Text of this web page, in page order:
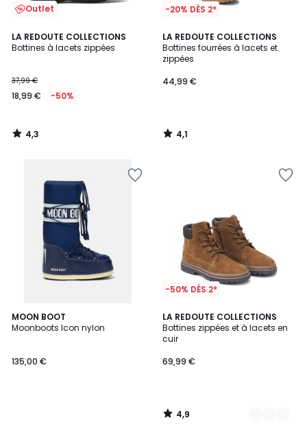
Outlet
LA REDOUTE COLLECTIONS
Bottines à lacets zippées
37,99 €
18,99 € -50%
4,3
/ 5
4,3
/
-20% DÈS 2*
LA REDOUTE COLLECTIONS
Bottines fourrées à lacets et
zippées
44,99 €
4,1
/ 5
4,1
/
MOON BOOT
Moonboots Icon nylon
135,00 €
-50% DÈS 2*
LA REDOUTE COLLECTIONS
Bottines zippées et à lacets en
cuir
69,99 €
4,9
/ 5
2
Couleurs
4,9
/